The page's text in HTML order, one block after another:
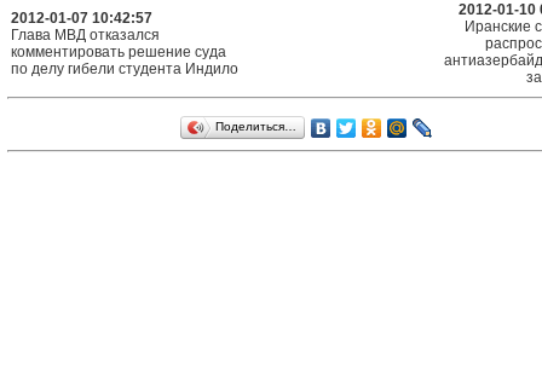
2012-01-07 10:42:57
Глава МВД отказался
комментировать решение суда
по делу гибели студента Индило
2012-01-10
Иранские
Поделиться…